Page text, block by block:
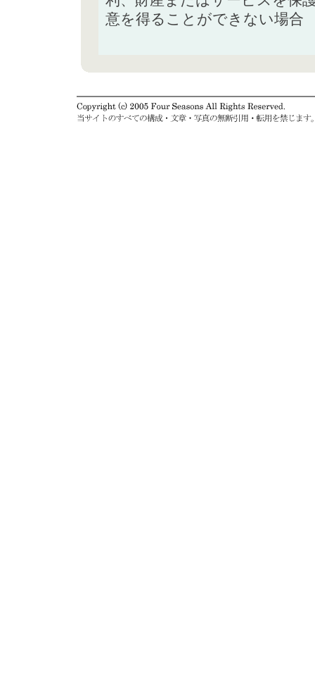
意を得ることができない場合